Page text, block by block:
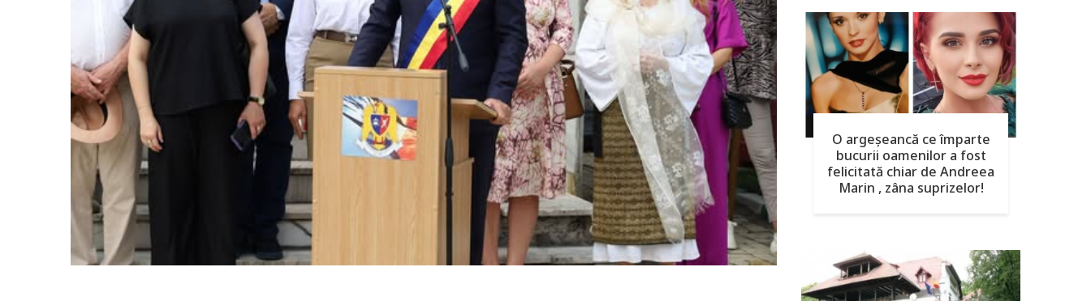
O argeşeancă ce împarte
bucurii oamenilor a fost
felicitată chiar de Andreea
Marin , zâna suprizelor!